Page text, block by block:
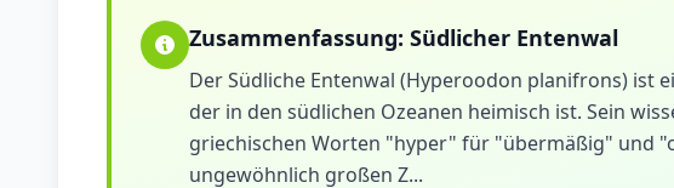
Zusammenfassung: Südlicher Entenwal
Der Südliche Entenwal (Hyperoodon planifrons) ist
der in den südlichen Ozeanen heimisch ist. Sein
griechischen Worten "hyper" für "übermäßig" und
ungewöhnlich großen Z...